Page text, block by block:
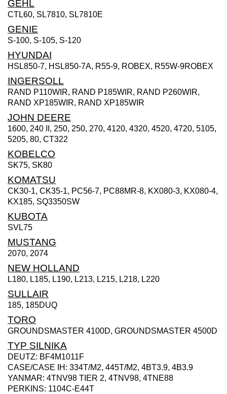
GEHL
CTL60, SL7810, SL7810E
GENIE
S-100, S-105, S-120
HYUNDAI
HSL850-7, HSL850-7A, R55-9, ROBEX, R55W-9ROBEX
INGERSOLL
RAND P110WIR, RAND P185WIR, RAND P260WIR,
RAND XP185WIR, RAND XP185WIR
JOHN DEERE
1600, 240 II, 250, 250, 270, 4120, 4320, 4520, 4720, 5105,
5205, 80, CT322
KOBELCO
SK75, SK80
KOMATSU
CK30-1, CK35-1, PC56-7, PC88MR-8, KX080-3, KX080-4,
KX185, SQ3350SW
KUBOTA
SVL75
MUSTANG
2070, 2074
NEW HOLLAND
L180, L185, L190, L213, L215, L218, L220
SULLAIR
185, 185DUQ
TORO
GROUNDSMASTER 4100D, GROUNDSMASTER 4500D
TYP SILNIKA
DEUTZ: BF4M1011F
CASE/CASE IH: 334T/M2, 445T/M2, 4BT3.9, 4B3.9
YANMAR: 4TNV98 TIER 2, 4TNV98, 4TNE88
PERKINS: 1104C-E44T